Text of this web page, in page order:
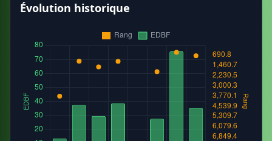
Évolution historique